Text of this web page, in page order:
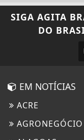
SIGA AGITA
DO
EM NOTÍCIAS
ACRE
AGRONEGÓCIO